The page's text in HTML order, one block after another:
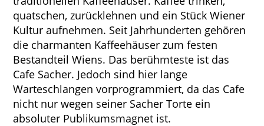
quatschen, zurücklehnen und ein Stück Wiener
Kultur aufnehmen. Seit Jahrhunderten gehören
die charmanten Kaffeehäuser zum festen
Bestandteil Wiens. Das berühmteste ist das
Cafe Sacher. Jedoch sind hier lange
Warteschlangen vorprogrammiert, da das Cafe
nicht nur wegen seiner Sacher Torte ein
absoluter Publikumsmagnet ist.